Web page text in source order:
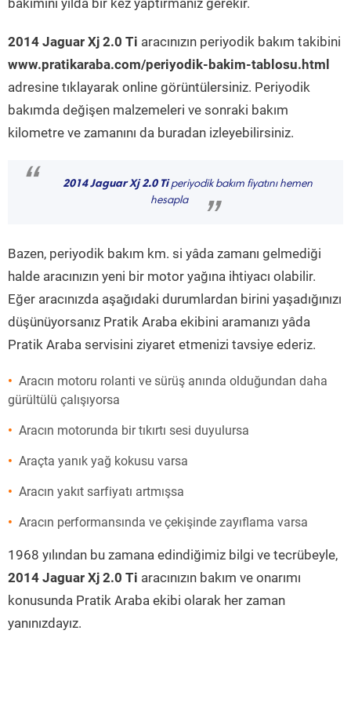
bakımını yılda bir kez yaptırmanız gerekir.
2014 Jaguar Xj 2.0 Ti aracınızın periyodik bakım takibini
www.pratikaraba.com/periyodik-bakim-tablosu.html
adresine tıklayarak online görüntülersiniz. Periyodik
bakımda değişen malzemeleri ve sonraki bakım
kilometre ve zamanını da buradan izleyebilirsiniz.
“ 2014 Jaguar Xj 2.0 Tiperiyodik bakım fiyatını hemen
hesapla
”
Bazen, periyodik bakım km. si yâda zamanı gelmediği
halde aracınızın yeni bir motor yağına ihtiyacı olabilir.
Eğer aracınızda aşağıdaki durumlardan birini yaşadığınızı
düşünüyorsanız Pratik Araba ekibini aramanızı yâda
Pratik Araba servisini ziyaret etmenizi tavsiye ederiz.
Aracın motoru rolanti ve sürüş anında olduğundan daha
gürültülü çalışıyorsa
Aracın motorunda bir tıkırtı sesi duyulursa
Araçta yanık yağ kokusu varsa
Aracın yakıt sarfiyatı artmışsa
Aracın performansında ve çekişinde zayıflama varsa
1968 yılından bu zamana edindiğimiz bilgi ve tecrübeyle,
2014 Jaguar Xj 2.0 Ti aracınızın bakım ve onarımı
konusunda Pratik Araba ekibi olarak her zaman
yanınızdayız.